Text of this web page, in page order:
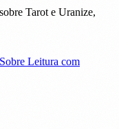
Tarot e Uranize,
Sobre Leitura com